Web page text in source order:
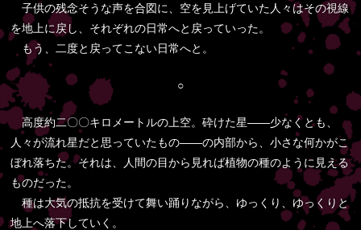
子供の残念そうな声を合図に、空を見上げていた人々はその視線
を地上に戻し、それぞれの日常へと戻っていった。
もう、二度と戻ってこない日常へと。
○
高度約二〇〇キロメートルの上空。砕けた星――少なくとも、
人々が流れ星だと思っていたもの――の内部から、小さな何かがこ
ぼれ落ちた。それは、人間の目から見れば植物の種のように見える
ものだった。
種は大気の抵抗を受けて舞い踊りながら、ゆっくり、ゆっくりと
地上へ落下していく。